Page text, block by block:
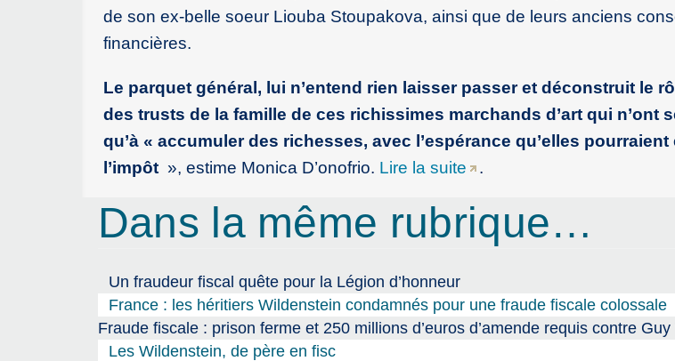
de son ex-belle soeur Liouba Stoupakova, ainsi que de leurs anciens
financières.
Le parquet général, lui n’entend rien laisser passer et déconstruit le
des trusts de la famille de ces richissimes marchands d’art qui n’ont
qu’à « accumuler des richesses, avec l’espérance qu’elles
l’impôt », estime Monica D’onofrio. Lire la suite .
Dans la même rubrique…
Un fraudeur fiscal quête pour la Légion d’honneur
France : les héritiers Wildenstein condamnés pour une fraude fiscale colossale
Fraude fiscale : prison ferme et 250 millions d’euros d’amende requis contre
Les Wildenstein, de père en fisc